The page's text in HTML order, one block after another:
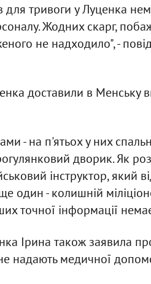
тривоги у Луценка
Жодних скарг,
не надходило", -
доставили в Менську
- на п'ятьох у них
дворик. Як
інструктор, який
один - колишній
точної інформації
Ірина також заявила
надають медичної